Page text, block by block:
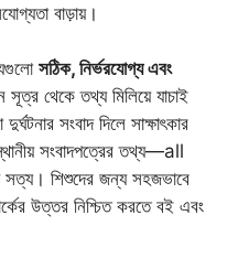
বাড়ায়।
সঠিক, নির্ভরযোগ্য এবং
থেকে তথ্য মিলিয়ে যাচাই
সংবাদ দিলে সাক্ষাৎকার
সংবাদপত্রের তথ্য—all
সত্য। শিশুদের জন্য সহজভাবে
উত্তর নিশ্চিত করতে বই এবং